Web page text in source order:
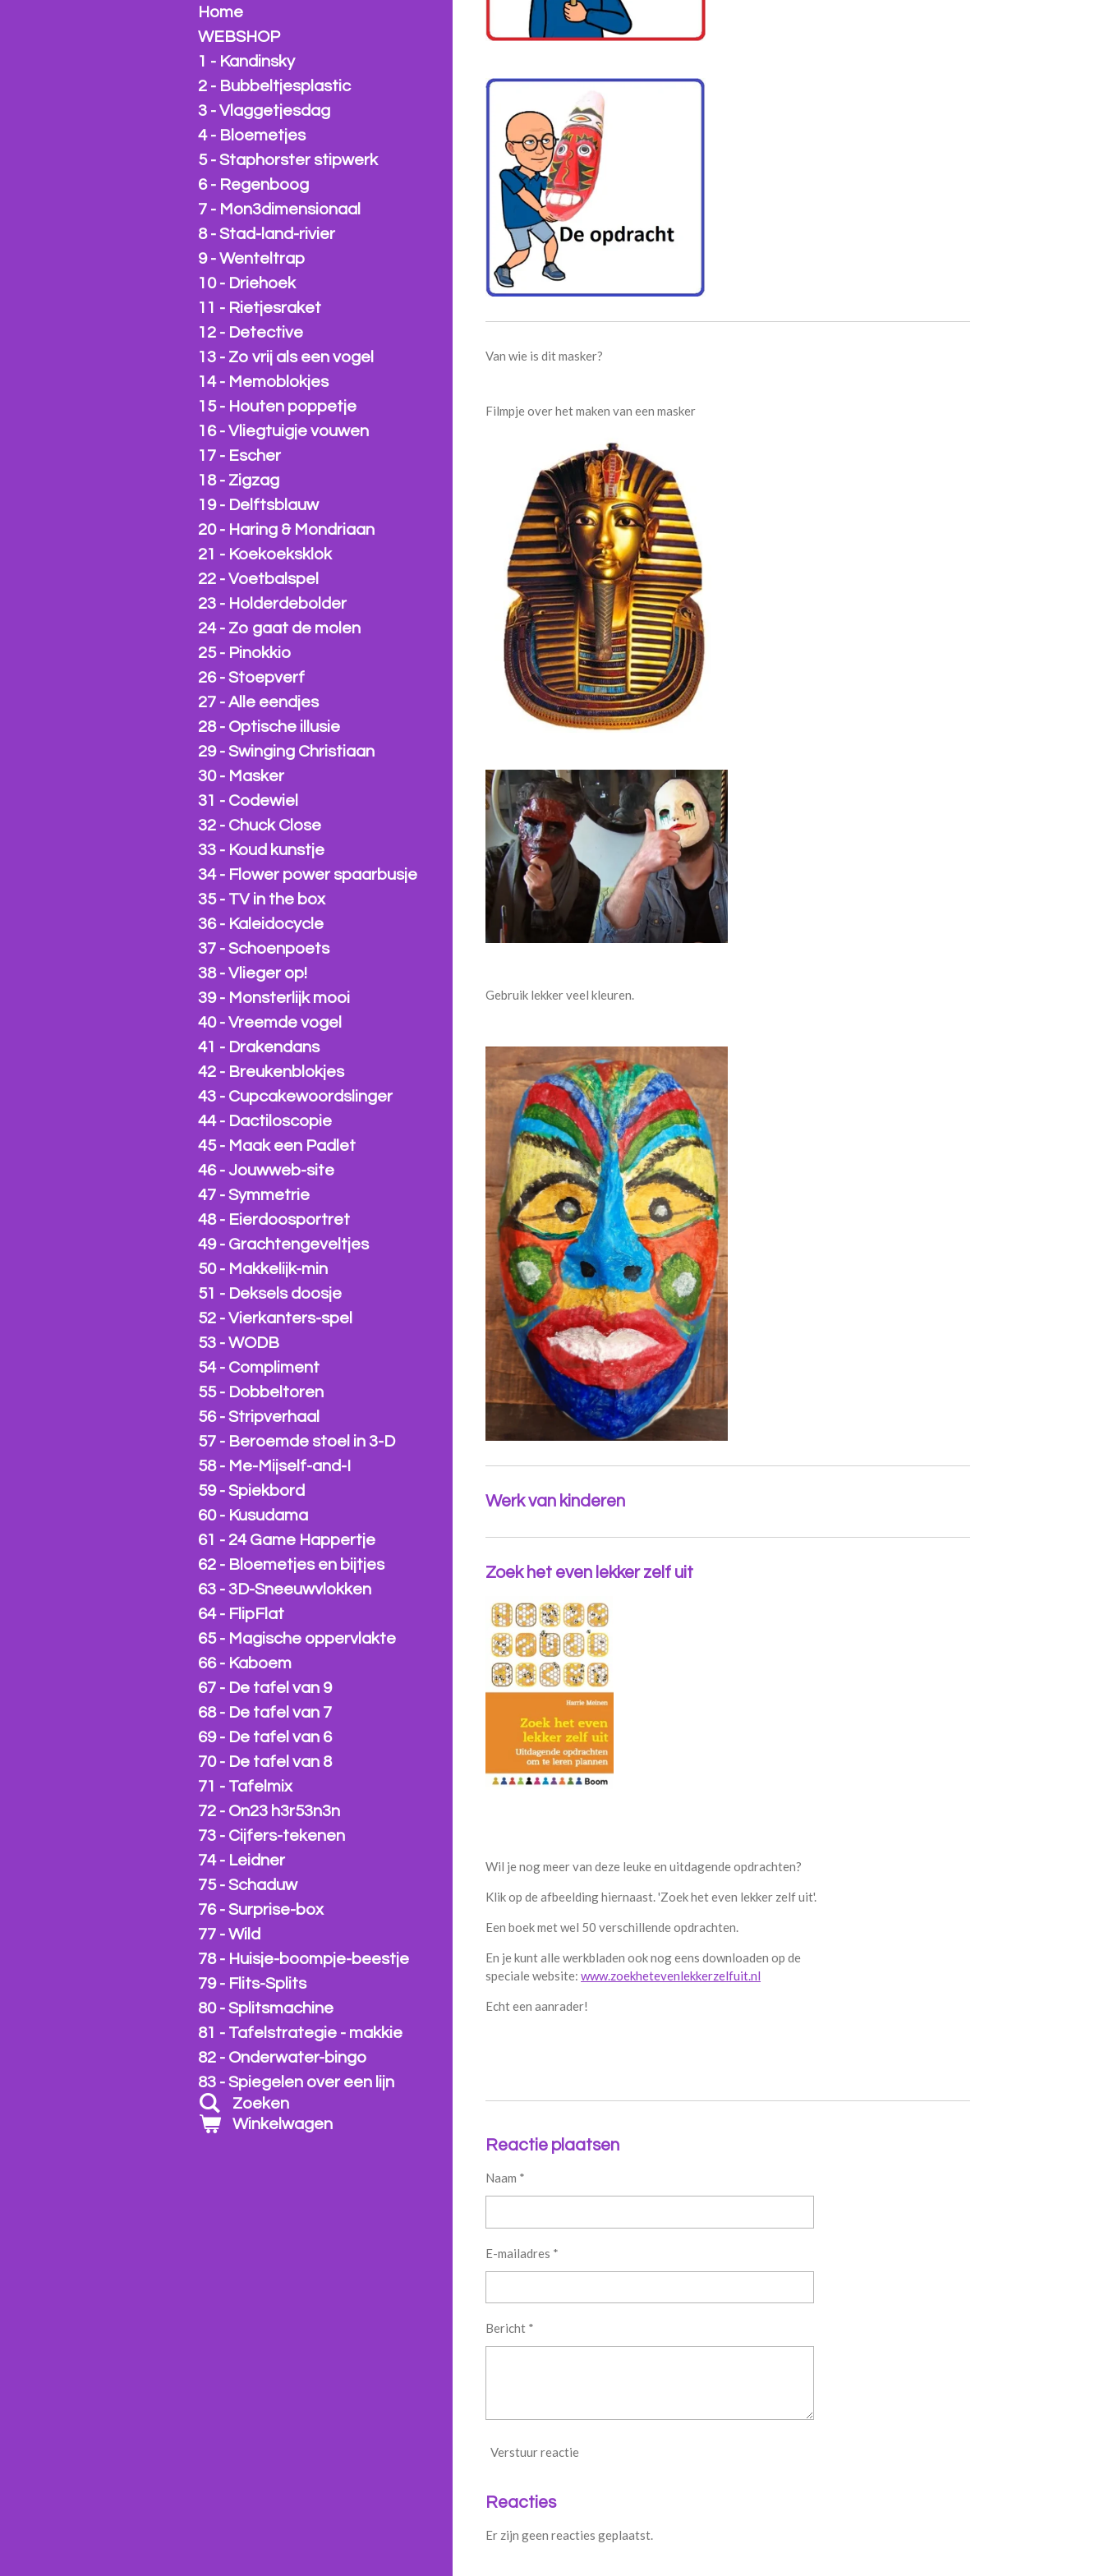
Van wie is dit masker?
Filmpje over het maken van een masker
Gebruik lekker veel kleuren.
Werk van kinderen
Zoek het even lekker zelf uit
Wil je nog meer van deze leuke en uitdagende opdrachten?
Klik op de afbeelding hiernaast. 'Zoek het even lekker zelf uit'.
Een boek met wel 50 verschillende opdrachten.
En je kunt alle werkbladen ook nog eens downloaden op de
speciale website:www.zoekhetevenlekkerzelfuit.nl
Echt een aanrader!
Reactie plaatsen
Naam *
E-mailadres *
Bericht *
Verstuur reactie
Reacties
Er zijn geen reacties geplaatst.
Home
WEBSHOP
1 - Kandinsky
2 - Bubbeltjesplastic
3 - Vlaggetjesdag
4 - Bloemetjes
5 - Staphorster stipwerk
6 - Regenboog
7 - Mon3dimensionaal
8 - Stad-land-rivier
9 - Wenteltrap
10 - Driehoek
11 - Rietjesraket
12 - Detective
13 - Zo vrij als een vogel
14 - Memoblokjes
15 - Houten poppetje
16 - Vliegtuigje vouwen
17 - Escher
18 - Zigzag
19 - Delftsblauw
20 - Haring & Mondriaan
21 - Koekoeksklok
22 - Voetbalspel
23 - Holderdebolder
24 - Zo gaat de molen
25 - Pinokkio
26 - Stoepverf
27 - Alle eendjes
28 - Optische illusie
29 - Swinging Christiaan
30 - Masker
31 - Codewiel
32 - Chuck Close
33 - Koud kunstje
34 - Flower power spaarbusje
35 - TV in the box
36 - Kaleidocycle
37 - Schoenpoets
38 - Vlieger op!
39 - Monsterlijk mooi
40 - Vreemde vogel
41 - Drakendans
42 - Breukenblokjes
43 - Cupcakewoordslinger
44 - Dactiloscopie
45 - Maak een Padlet
46 - Jouwweb-site
47 - Symmetrie
48 - Eierdoosportret
49 - Grachtengeveltjes
50 - Makkelijk-min
51 - Deksels doosje
52 - Vierkanters-spel
53 - WODB
54 - Compliment
55 - Dobbeltoren
56 - Stripverhaal
57 - Beroemde stoel in 3-D
58 - Me-Mijself-and-I
59 - Spiekbord
60 - Kusudama
61 - 24 Game Happertje
62 - Bloemetjes en bijtjes
63 - 3D-Sneeuwvlokken
64 - FlipFlat
65 - Magische oppervlakte
66 - Kaboem
67 - De tafel van 9
68 - De tafel van 7
69 - De tafel van 6
70 - De tafel van 8
71 - Tafelmix
72 - On23 h3r53n3n
73 - Cijfers-tekenen
74 - Leidner
75 - Schaduw
76 - Surprise-box
77 - Wild
78 - Huisje-boompje-beestje
79 - Flits-Splits
80 - Splitsmachine
81 - Tafelstrategie - makkie
82 - Onderwater-bingo
83 - Spiegelen over een lijn
Zoeken
Winkelwagen